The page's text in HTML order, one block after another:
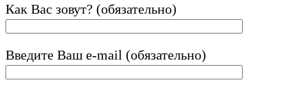
Как Вас зовут? (обязательно)
Введите Ваш e-mail (обязательно)